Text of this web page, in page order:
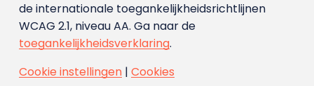
de internationale toegankelijkheidsrichtlijnen
WCAG 2.1, niveau AA. Ga naar de
toegankelijkheidsverklaring.
Cookie instellingen| Cookies